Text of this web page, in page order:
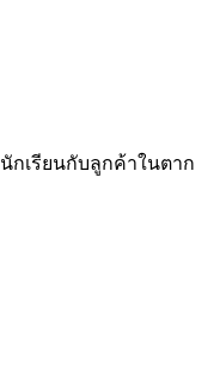
นักเรียนกับลูกค้าในตาก